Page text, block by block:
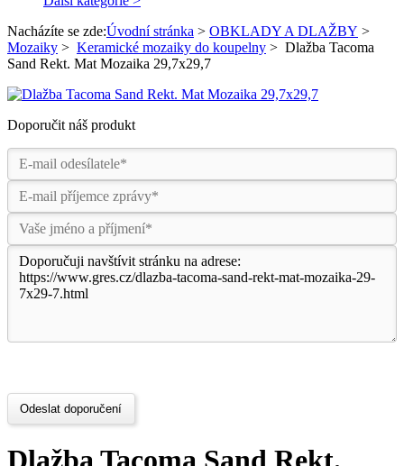
Nacházíte se zde:Úvodní stránka > OBKLADY A DLAŽBY >
Mozaiky > Keramické mozaiky do koupelny > Dlažba Tacoma
Sand Rekt. Mat Mozaika 29,7x29,7
Doporučit náš produkt
Odeslat doporučení